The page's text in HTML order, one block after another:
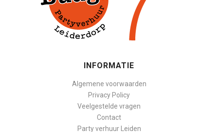
INFORMATIE
Algemene voorwaarden
Privacy Policy
Veelgestelde vragen
Contact
Party verhuur Leiden